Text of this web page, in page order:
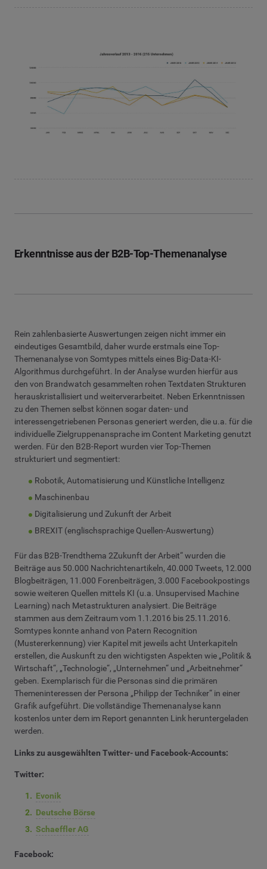
Erkenntnisse aus der B2B-Top-Themenanalyse
Rein zahlenbasierte Auswertungen zeigen nicht immer ein
eindeutiges Gesamtbild, daher wurde erstmals eine Top-
Themenanalyse von Somtypes mittels eines Big-Data-KI-
Algorithmus durchgeführt. In der Analyse wurden hierfür aus
den von Brandwatch gesammelten rohen Textdaten Strukturen
herauskristallisiert und weiterverarbeitet. Neben Erkenntnissen
zu den Themen selbst können sogar daten- und
interessengetriebenen Personas generiert werden, die u.a. für die
individuelle Zielgruppenansprache im Content Marketing genutzt
werden. Für den B2B-Report wurden vier Top-Themen
strukturiert und segmentiert:
Robotik, Automatisierung und Künstliche Intelligenz
Maschinenbau
Digitalisierung und Zukunft der Arbeit
BREXIT (englischsprachige Quellen-Auswertung)
Für das B2B-Trendthema 2Zukunft der Arbeit“ wurden die
Beiträge aus 50.000 Nachrichtenartikeln, 40.000 Tweets, 12.000
Blogbeiträgen, 11.000 Forenbeiträgen, 3.000 Facebookpostings
sowie weiteren Quellen mittels KI (u.a. Unsupervised Machine
Learning) nach Metastrukturen analysiert. Die Beiträge
stammen aus dem Zeitraum vom 1.1.2016 bis 25.11.2016.
Somtypes konnte anhand von Patern Recognition
(Mustererkennung) vier Kapitel mit jeweils acht Unterkapiteln
erstellen, die Auskunft zu den wichtigsten Aspekten wie „Politik &
Wirtschaft“, „Technologie“, „Unternehmen“ und „Arbeitnehmer“
geben. Exemplarisch für die Personas sind die primären
Themeninteressen der Persona „Philipp der Techniker“ in einer
Grafik aufgeführt. Die vollständige Themenanalyse kann
kostenlos unter dem im Report genannten Link heruntergeladen
werden.
Links zu ausgewählten Twitter- und Facebook-Accounts:
Twitter:
Evonik
Deutsche Börse
Schaeffler AG
Facebook: